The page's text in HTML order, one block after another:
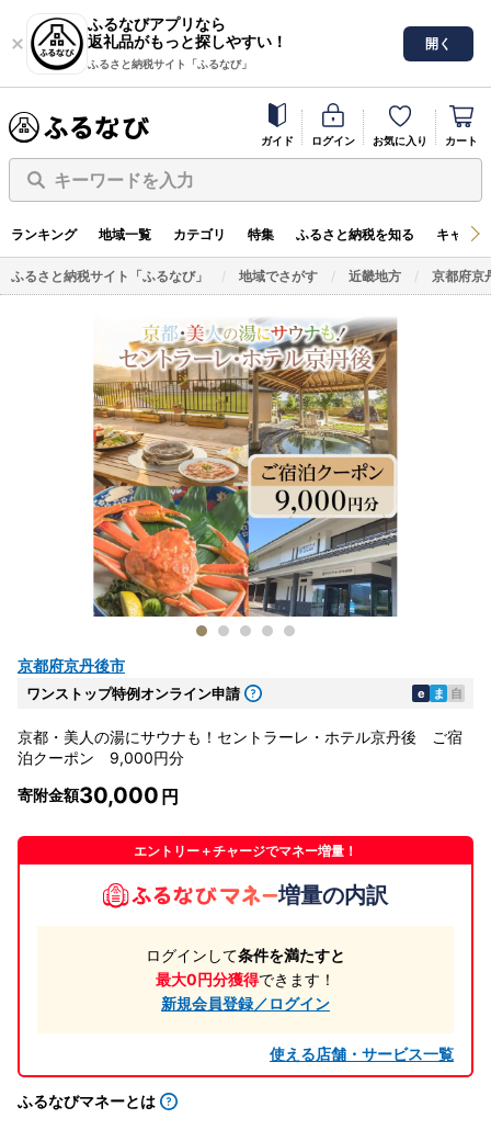
ふるなびアプリなら
返礼品がもっと探しやすい！
ふるさと納税サイト「ふるなび」
開く
ガイド ログイン お気に入り カート
キーワードを入力
ランキング 地域一覧 カテゴリ 特集 ふるさと納税を知る キャン
ふるさと納税サイト「ふるなび」 地域でさがす 近畿地方 京都府京
京都府京丹後市
ワンストップ特例オンライン申請 e ま 自
京都・美人の湯にサウナも！セントラーレ・ホテル京丹後 ご宿
泊クーポン 9,000円分
寄附金額30,000
エントリー＋チャージでマネー増量！
増量の内訳
ログインして条件を満たすと
最大0円分獲得できます！
新規会員登録／ログイン
使える店舗・サービス一覧
ふるなびマネーとは